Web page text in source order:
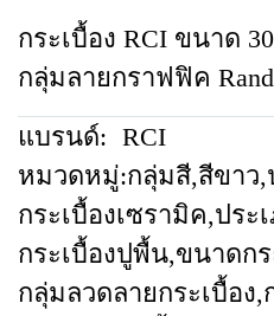
กระเบื้อง RCI ขนาด
กลุ่มลายกราฟฟิค
แบรนด์: RCI
หมวดหมู่:กลุ่มสี,สีขาว,
กระเบื้องเซรามิค,ประ
กระเบื้องปูพื้น,ขนาดกร
กลุ่มลวดลายกระเบื้อง,